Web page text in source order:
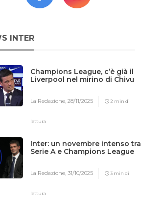
INTER
Champions League, c’è già il
Liverpool nel mirino di Chivu
La Redazione,28/11/2025 2 min di
lettura
Inter: un novembre intenso tra
Serie A e Champions League
La Redazione,31/10/2025 3 min di
lettura